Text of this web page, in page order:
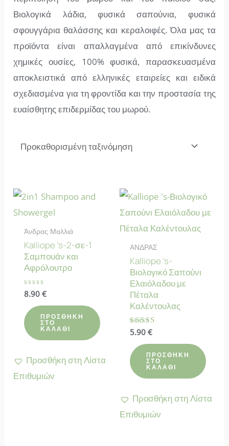
Βιολογικά λάδια, φυσικά σαπούνια, φυσικά
σφουγγάρια θαλάσσης και κεραλοιφές. Όλα μας τα
προϊόντα είναι απαλλαγμένα από επικίνδυνες
χημικές ουσίες, 100% φυσικά, παρασκευασμένα
αποκλειστικά από ελληνικές εταιρείες και ειδικά
σχεδιασμένα για τη φροντίδα και την προστασία της
ευαίσθητης επιδερμίδας του μωρού.
Άνδρας Μαλλιά
Kalliope ‘s-2-σε-1
Σαμπουάν και
Αφρόλουτρο
Βαθμολογήθηκε
από
5
8.90 €
ΠΡΟΣΘΉΚΗ
ΣΤΟ
ΚΑΛΆΘΙ
Προσθήκη στη Λίστα
Επιθυμιών
ΑΝΔΡΑΣ
Kalliope ‘s-
Βιολογικό Σαπούνι
Ελαιόλαδου με
Πέταλα
Καλέντουλας
Βαθμολογήθηκε
5.00
από 5
5.90€
ΠΡΟΣΘΉΚΗ
ΣΤΟ
ΚΑΛΆΘΙ
Προσθήκη στη Λίστα
Επιθυμιών